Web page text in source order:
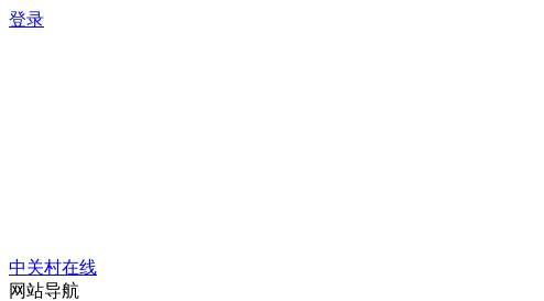
登录
中关村在线
网站导航